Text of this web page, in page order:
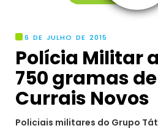
6 DE JULHO DE 2015
Polícia Militar
750 gramas
Currais Novos
Policiais militares do Grupo